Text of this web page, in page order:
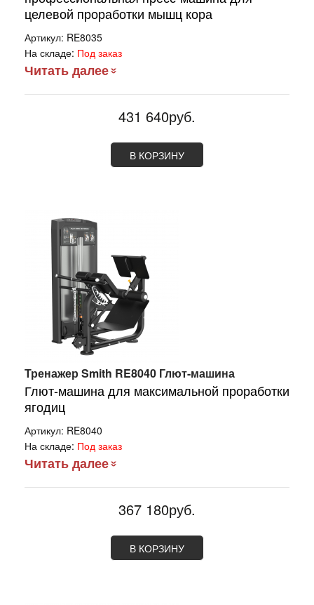
целевой проработки мышц кора
Артикул: RE8035
На складе: Под заказ
Читать далее
431 640руб.
В КОРЗИНУ
Тренажер Smith RE8040 Глют-машина
Глют-машина для максимальной проработки
ягодиц
Артикул: RE8040
На складе: Под заказ
Читать далее
367 180руб.
В КОРЗИНУ